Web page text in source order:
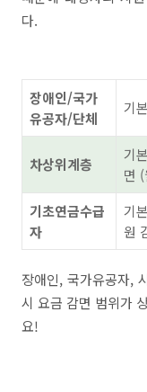
다.
장애인/국가
유공자/단체
기
차상위계층
기
면
기초연금수급
자
기
원
장애인, 국가유공자,
시 요금 감면 범위가
요!